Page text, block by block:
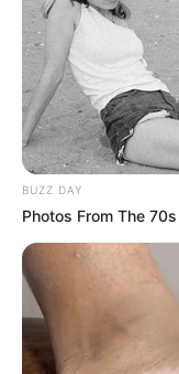
BUZZ DAY
Photos From The